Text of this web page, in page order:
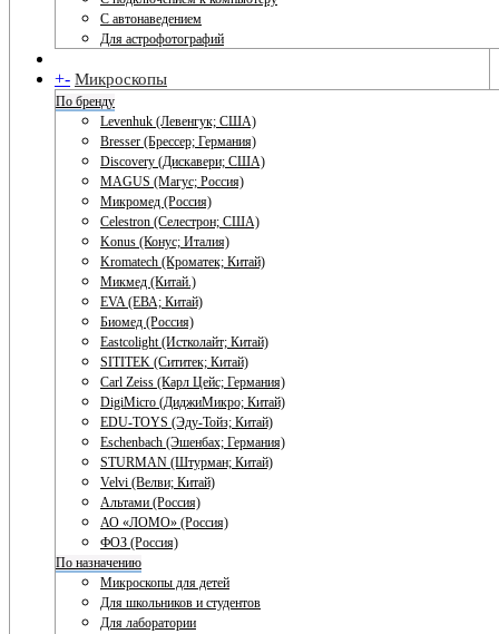
С автонаведением
Для астрофотографий
+- Микроскопы
По бренду
Levenhuk (Левенгук; США)
Bresser (Брессер; Германия)
Discovery (Дискавери; США)
MAGUS (Магус; Россия)
Микромед (Россия)
Celestron (Селестрон; США)
Konus (Конус; Италия)
Kromatech (Кроматек; Китай)
Микмед (Китай.)
EVA (ЕВА; Китай)
Биомед (Россия)
Eastcolight (Истколайт; Китай)
SITITEK (Сититек; Китай)
Carl Zeiss (Карл Цейс; Германия)
DigiMicro (ДиджиМикро; Китай)
EDU-TOYS (Эду-Тойз; Китай)
Eschenbach (Эшенбах; Германия)
STURMAN (Штурман; Китай)
Velvi (Велви; Китай)
Альтами (Россия)
АО «ЛОМО» (Россия)
ФОЗ (Россия)
По назначению
Микроскопы для детей
Для школьников и студентов
Для лаборатории